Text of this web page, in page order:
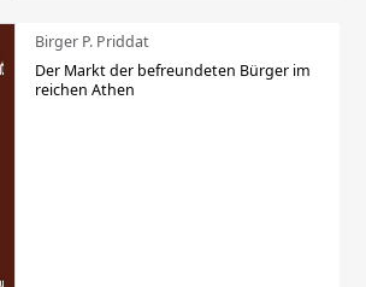
Birger P. Priddat
Der Markt der befreundeten Bürger im
reichen Athen